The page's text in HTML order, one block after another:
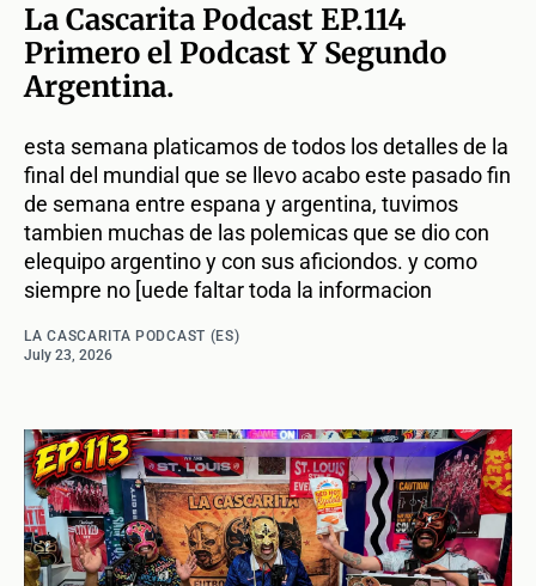
La Cascarita Podcast EP.114
Primero el Podcast Y Segundo
Argentina.
esta semana platicamos de todos los detalles de la
final del mundial que se llevo acabo este pasado fin
de semana entre espana y argentina, tuvimos
tambien muchas de las polemicas que se dio con
elequipo argentino y con sus aficiondos. y como
siempre no [uede faltar toda la informacion
LA CASCARITA PODCAST (ES)
July 23, 2026